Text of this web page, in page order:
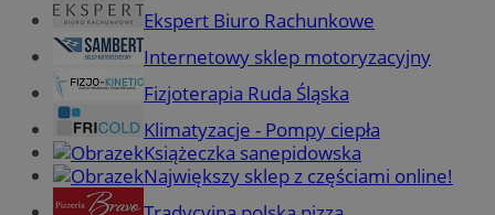
Ekspert Biuro Rachunkowe
Internetowy sklep motoryzacyjny
Fizjoterapia Ruda Śląska
Klimatyzacje - Pompy ciepła
Książeczka sanepidowska
Największy sklep z częściami online!